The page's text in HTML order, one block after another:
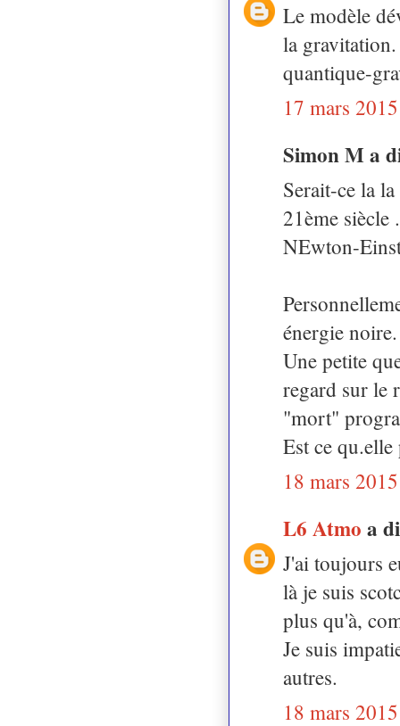
Le modèle
la
quantique-
17 mars
Simon M a
Serait-ce la
21ème siècle
NEwton-
énergie noire.
Une petite
regard sur le
"mort"
Est ce
18 mars
L6 Atmo a
J'ai toujours
là je suis
plus qu'à,
Je suis
autres.
18 mars